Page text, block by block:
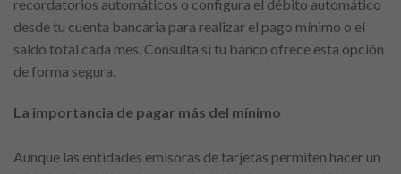
recordatorios automáticos o configura el débito automático
desde tu cuenta bancaria para realizar el pago mínimo o el
saldo total cada mes. Consulta si tu banco ofrece esta opción
de forma segura.
La importancia de pagar más del mínimo
Aunque las entidades emisoras de tarjetas permiten hacer un